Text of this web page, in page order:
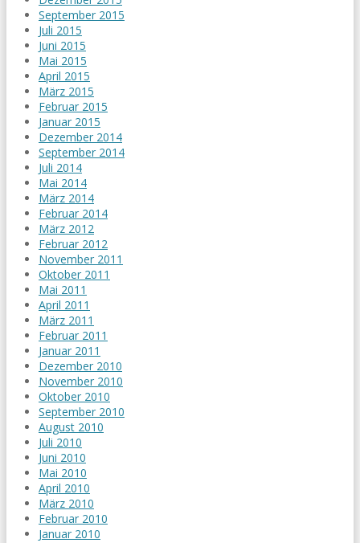
September 2015
Juli 2015
Juni 2015
Mai 2015
April 2015
März 2015
Februar 2015
Januar 2015
Dezember 2014
September 2014
Juli 2014
Mai 2014
März 2014
Februar 2014
März 2012
Februar 2012
November 2011
Oktober 2011
Mai 2011
April 2011
März 2011
Februar 2011
Januar 2011
Dezember 2010
November 2010
Oktober 2010
September 2010
August 2010
Juli 2010
Juni 2010
Mai 2010
April 2010
März 2010
Februar 2010
Januar 2010